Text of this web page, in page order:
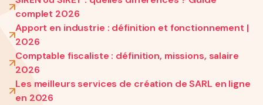
complet 2026
Apport en industrie : définition et fonctionnement |
2026
Comptable fiscaliste : définition, missions, salaire
2026
Les meilleurs services de création de SARL en ligne
en 2026